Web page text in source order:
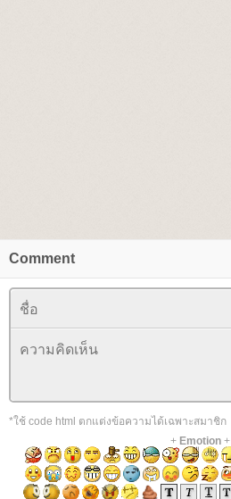
Comment
*ใช้ code html ตกแต่งข้อความได้เฉพาะสมาชิก
+ Emotion+